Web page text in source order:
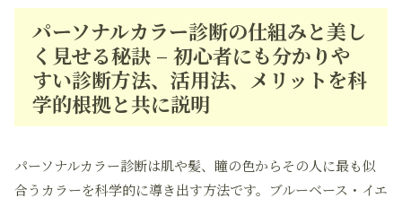
パーソナルカラー診断の仕組みと美し
く見せる秘訣 – 初心者にも分かりや
すい診断方法、活用法、メリットを科
学的根拠と共に説明
パーソナルカラー診断は肌や髪、瞳の色からその人に最も似
合うカラーを科学的に導き出す方法です。ブルーベース・イエ